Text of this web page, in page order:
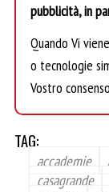
pubblicità, in
Quando Vi
o tecnologie
Vostro
TAG:
accademie
casagrande